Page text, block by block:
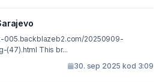
005.backblazeb2.com/20250909-
(47).html This br...
30. sep 2025 kod 3:09